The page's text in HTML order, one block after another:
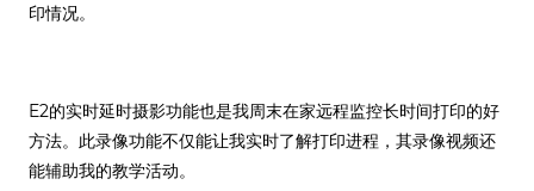
印情况。
E2的实时延时摄影功能也是我周末在家远程监控长时间打印的好
方法。此录像功能不仅能让我实时了解打印进程，其录像视频还
能辅助我的教学活动。